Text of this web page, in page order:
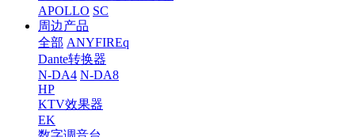
APOLLO SC
周边产品
全部 ANYFIREq
Dante转换器
N-DA4 N-DA8
HP
KTV效果器
EK